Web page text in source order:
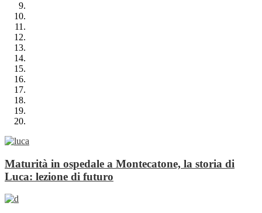
Maturità in ospedale a Montecatone, la storia di
Luca: lezione di futuro